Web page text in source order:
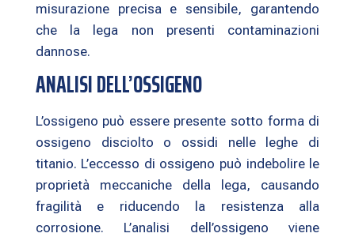
misurazione precisa e sensibile, garantendo
che la lega non presenti contaminazioni
dannose.
ANALISI DELL’OSSIGENO
L’ossigeno può essere presente sotto forma di
ossigeno disciolto o ossidi nelle leghe di
titanio. L’eccesso di ossigeno può indebolire le
proprietà meccaniche della lega, causando
fragilità e riducendo la resistenza alla
corrosione. L’analisi dell’ossigeno viene